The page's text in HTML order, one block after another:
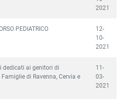
2021
PEDIATRICO
12-
10-
2021
dedicati ai genitori di
di Ravenna, Cervia e
11-
03-
2021